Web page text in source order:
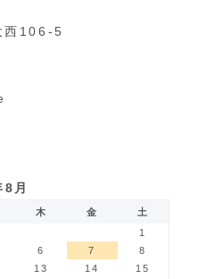
西106-5
月
木 金
土
1
6 7
8
13 14
15